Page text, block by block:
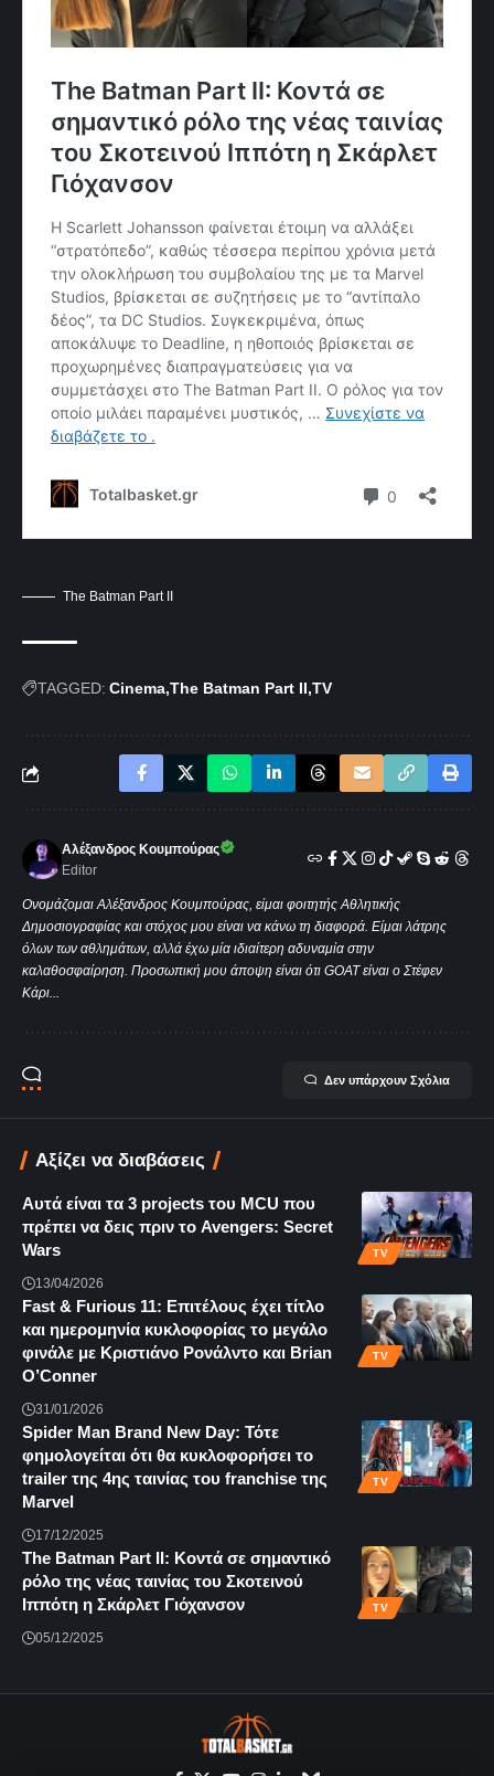
The Batman Part II
TAGGED: Cinema The Batman Part II TV
Αλέξανδρος Κουμπούρας
Editor
Ονομάζομαι Αλέξανδρος Κουμπούρας, είμαι φοιτητής Αθλητικής
Δημοσιογραφίας και στόχος μου είναι να κάνω τη διαφορά. Είμαι λάτρης
όλων των αθλημάτων, αλλά έχω μία ιδιαίτερη αδυναμία στην
καλαθοσφαίρηση. Προσωπική μου άποψη είναι ότι GOAT είναι ο Στέφεν
Κάρι...
Δεν υπάρχουν Σχόλια
Αξίζει να διαβάσεις
TV
Αυτά είναι τα 3 projects του MCU που
πρέπει να δεις πριν το Avengers: Secret
Wars
13/04/2026
TV
Fast & Furious 11: Επιτέλους έχει τίτλο
και ημερομηνία κυκλοφορίας το μεγάλο
φινάλε με Κριστιάνο Ρονάλντο και Brian
O’Conner
31/01/2026
TV
Spider Man Brand New Day: Τότε
φημολογείται ότι θα κυκλοφορήσει το
trailer της 4ης ταινίας του franchise της
Marvel
17/12/2025
TV
The Batman Part II: Κοντά σε σημαντικό
ρόλο της νέας ταινίας του Σκοτεινού
Ιππότη η Σκάρλετ Γιόχανσον
05/12/2025